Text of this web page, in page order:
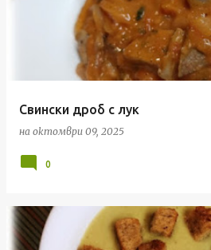
Свински дроб с лук
на октомври 09, 2025
0